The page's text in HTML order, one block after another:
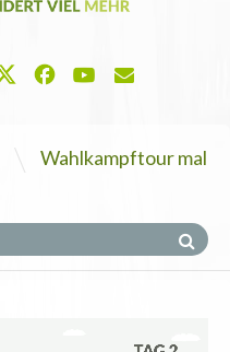
\
Wahlkampftour mal